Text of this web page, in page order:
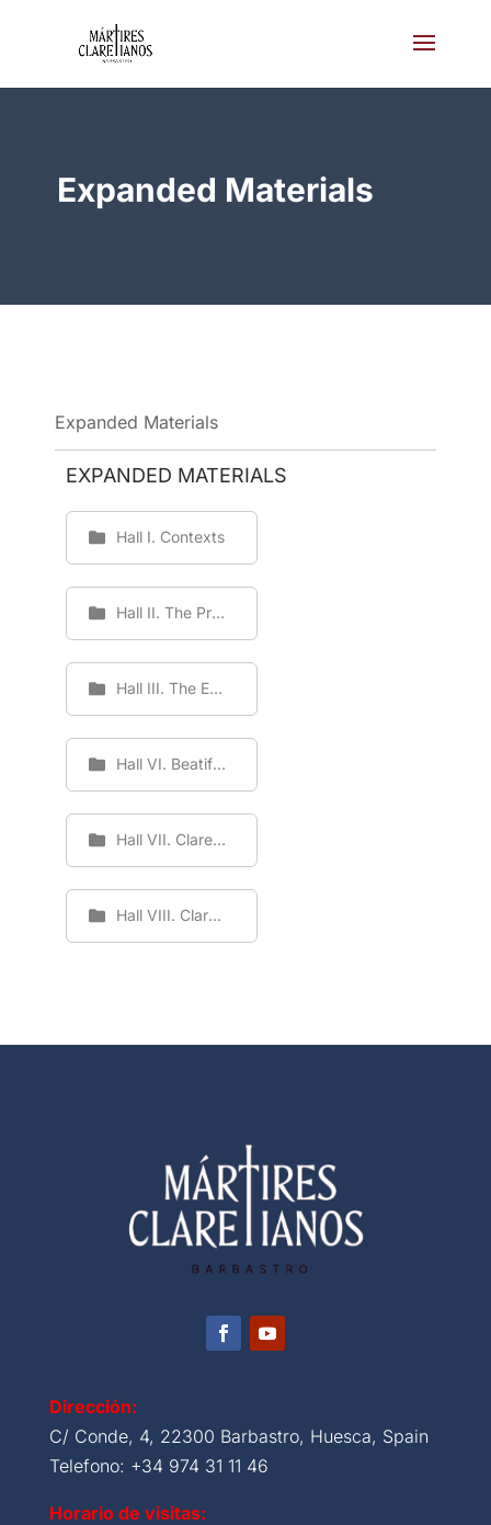
Expanded Materials
Expanded Materials
EXPANDED MATERIALS
Hall I. Contexts
Hall II. The Protagonists
Hall III. The Escolapios Meeting Hall
Hall VI. Beatification
Hall VII. Claret persecuted
Hall VIII. Claretians. Witnesess of Peace and Reconciliation
Dirección:
C/ Conde, 4, 22300 Barbastro, Huesca, Spain
Telefono: +34 974 31 11 46
Horario de visitas: